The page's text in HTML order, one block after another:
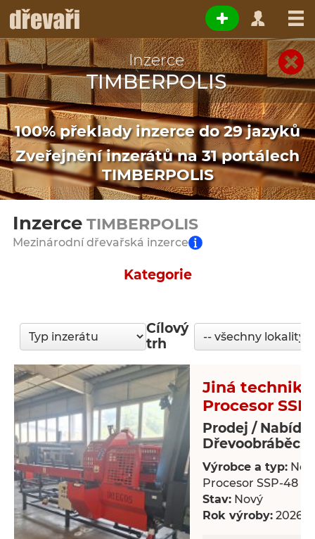
Inzerce
TIMBERPOLIS
100% překlady inzerce do 29 jazyků
Zveřejnění inzerátů na 31 portálech
TIMBERPOLIS
Inzerce TIMBERPOLIS
Mezinárodní dřevařská inzerce
Kategorie
Cílový
trh
Jiná technika
Procesor
Prodej /
Dřevoobráběcí
Výrobce a typ:
Procesor SSP-48
Stav: Nový
Rok výroby: 2026